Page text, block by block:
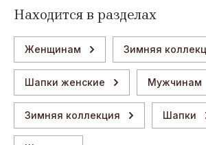
Находится в разделах
Женщинам Зимняя
Шапки женские Мужчинам
Зимняя коллекция Шапки